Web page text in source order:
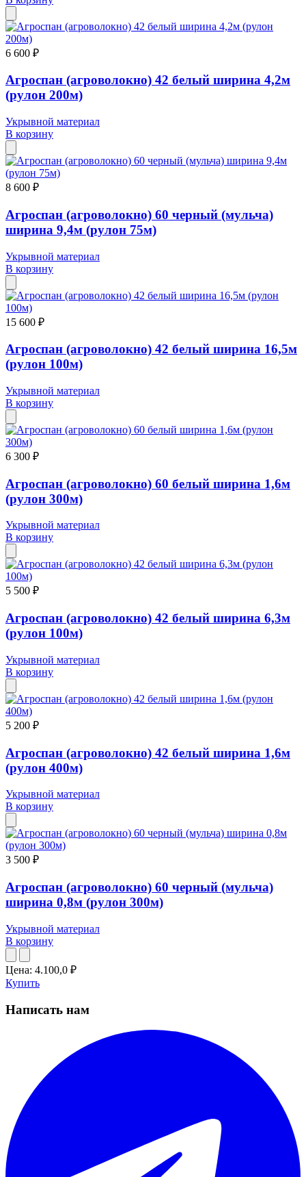
6 600 ₽
Агроспан (агроволокно) 42 белый ширина 4,2м
(рулон 200м)
Укрывной материал
В корзину
8 600 ₽
Агроспан (агроволокно) 60 черный (мульча)
ширина 9,4м (рулон 75м)
Укрывной материал
В корзину
15 600 ₽
Агроспан (агроволокно) 42 белый ширина 16,5м
(рулон 100м)
Укрывной материал
В корзину
6 300 ₽
Агроспан (агроволокно) 60 белый ширина 1,6м
(рулон 300м)
Укрывной материал
В корзину
5 500 ₽
Агроспан (агроволокно) 42 белый ширина 6,3м
(рулон 100м)
Укрывной материал
В корзину
5 200 ₽
Агроспан (агроволокно) 42 белый ширина 1,6м
(рулон 400м)
Укрывной материал
В корзину
3 500 ₽
Агроспан (агроволокно) 60 черный (мульча)
ширина 0,8м (рулон 300м)
Укрывной материал
В корзину
Цена: 4.100,0 ₽
Купить
Написать нам